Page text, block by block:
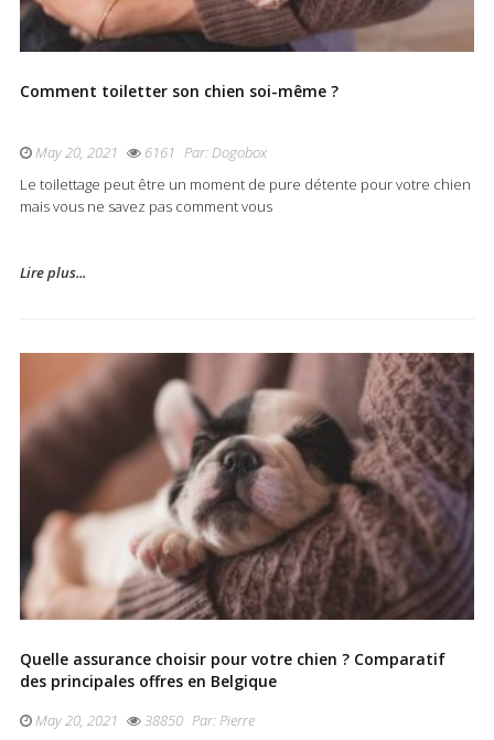
Comment toiletter son chien soi-même ?
May 20, 2021 6161 Par:Dogobox
Le toilettage peut être un moment de pure détente pour votre chien
mais vous ne savez pas comment vous
Lire plus...
Quelle assurance choisir pour votre chien ? Comparatif
des principales offres en Belgique
May 20, 2021 38850 Par:Pierre